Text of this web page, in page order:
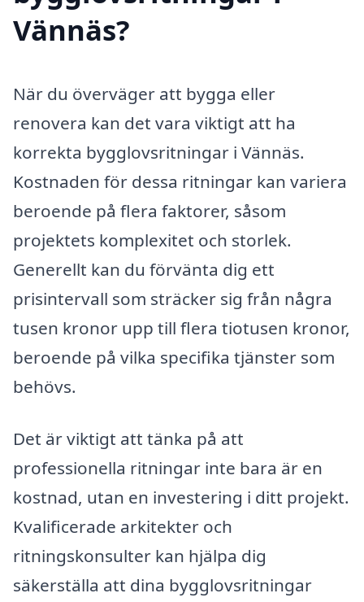
Vännäs?
När du överväger att bygga eller
renovera kan det vara viktigt att ha
korrekta bygglovsritningar i Vännäs.
Kostnaden för dessa ritningar kan variera
beroende på flera faktorer, såsom
projektets komplexitet och storlek.
Generellt kan du förvänta dig ett
prisintervall som sträcker sig från några
tusen kronor upp till flera tiotusen kronor,
beroende på vilka specifika tjänster som
behövs.
Det är viktigt att tänka på att
professionella ritningar inte bara är en
kostnad, utan en investering i ditt projekt.
Kvalificerade arkitekter och
ritningskonsulter kan hjälpa dig
säkerställa att dina bygglovsritningar